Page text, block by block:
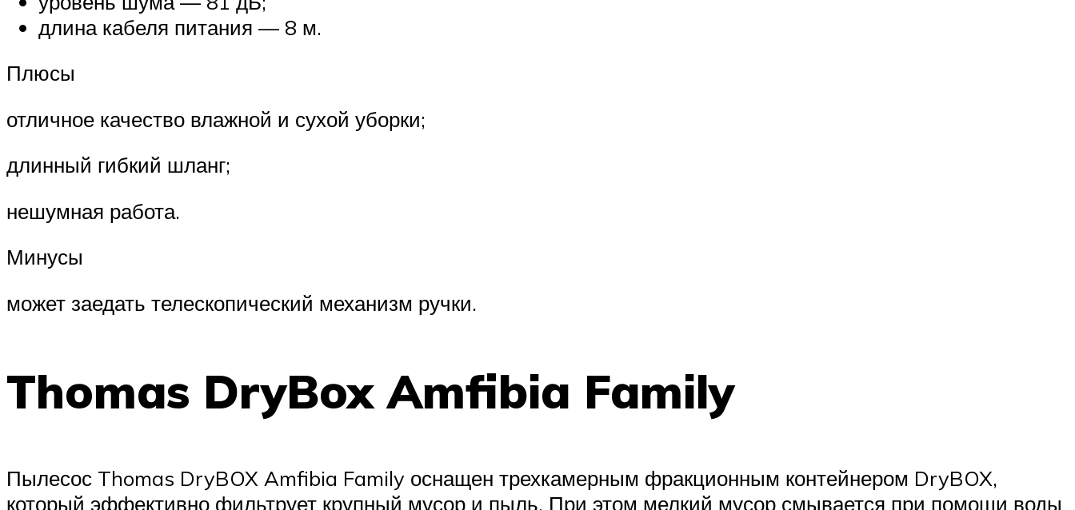
длина кабеля питания — 8 м.
Плюсы
отличное качество влажной и сухой уборки;
длинный гибкий шланг;
нешумная работа.
Минусы
может заедать телескопический механизм ручки.
Thomas DryBox Amfibia Family
Пылесос Thomas DryBOX Amfibia Family оснащен трехкамерным фракционным контейнером DryBOX,
который эффективно фильтрует крупный мусор и пыль. При этом мелкий мусор смывается при помощи воды